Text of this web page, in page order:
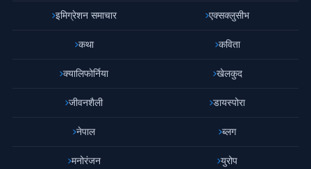
इमिग्रेशन समाचार एक्सक्लुसीभ
कथा कविता
क्यालिफोर्निया खेलकुद
जीवनशैली डायस्पोरा
नेपाल ब्लग
मनोरंजन युरोप